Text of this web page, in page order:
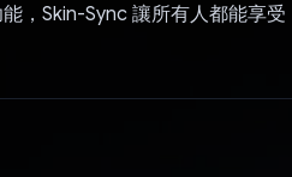
，Skin-Sync 讓所有人都能享受